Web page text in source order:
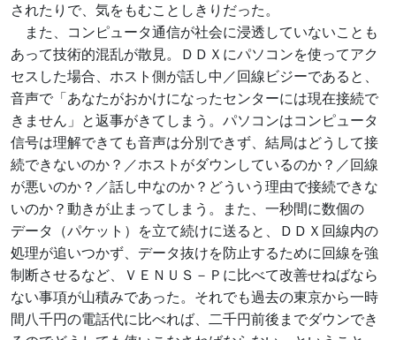
されたりで、気をもむことしきりだった。
また、コンピュータ通信が社会に浸透していないことも
あって技術的混乱が散見。ＤＤＸにパソコンを使ってアク
セスした場合、ホスト側が話し中／回線ビジーであると、
音声で「あなたがおかけになったセンターには現在接続で
きません」と返事がきてしまう。パソコンはコンピュータ
信号は理解できても音声は分別できず、結局はどうして接
続できないのか？／ホストがダウンしているのか？／回線
が悪いのか？／話し中なのか？どういう理由で接続できな
いのか？動きが止まってしまう。また、一秒間に数個の
データ（パケット）を立て続けに送ると、ＤＤＸ回線内の
処理が追いつかず、データ抜けを防止するために回線を強
制断させるなど、ＶＥＮＵＳ－Ｐに比べて改善せねばなら
ない事項が山積みであった。それでも過去の東京から一時
間八千円の電話代に比べれば、二千円前後までダウンでき